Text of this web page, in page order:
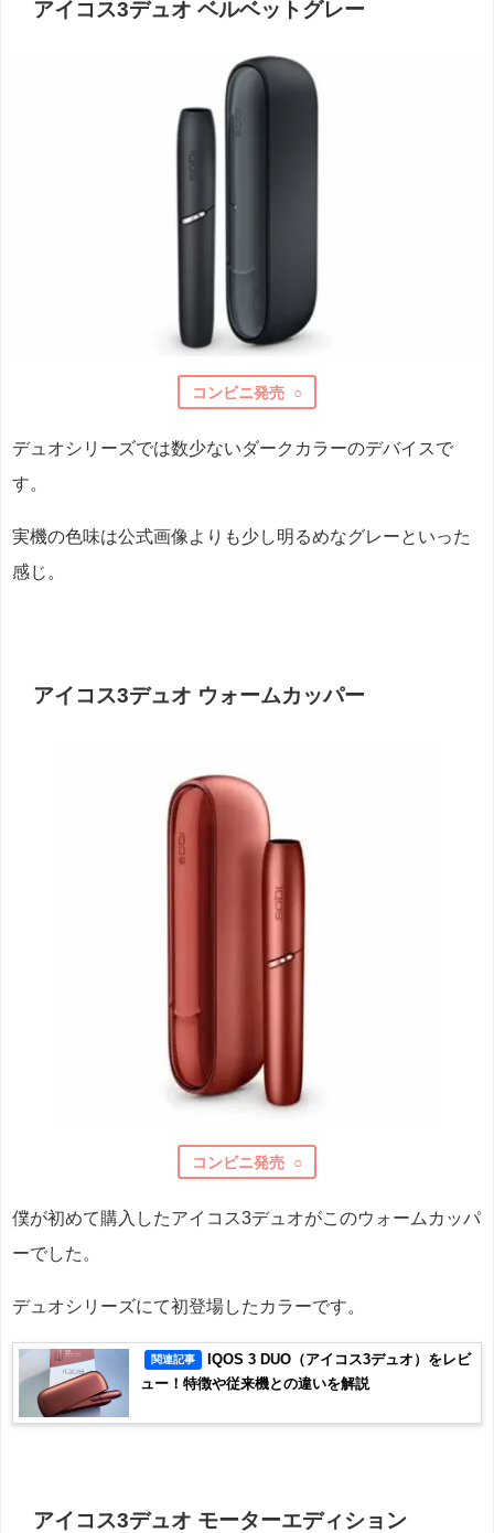
アイコス3デュオ ベルベットグレー
コンビニ発売 ○
デュオシリーズでは数少ないダークカラーのデバイスで
す。
実機の色味は公式画像よりも少し明るめなグレーといった
感じ。
アイコス3デュオ ウォームカッパー
コンビニ発売 ○
僕が初めて購入したアイコス3デュオがこのウォームカッパ
ーでした。
デュオシリーズにて初登場したカラーです。
関連記事
IQOS 3 DUO（アイコス3デュオ）をレビ
ュー！特徴や従来機との違いを解説
アイコス3デュオ モーターエディション